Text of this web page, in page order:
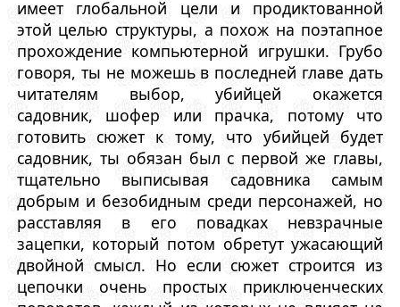
имеет глобальной цели и продиктованной
этой целью структуры, а похож на поэтапное
прохождение компьютерной игрушки. Грубо
говоря, ты не можешь в последней главе дать
читателям выбор, убийцей окажется
садовник, шофер или прачка, потому что
готовить сюжет к тому, что убийцей будет
садовник, ты обязан был с первой же главы,
тщательно выписывая садовника самым
добрым и безобидным среди персонажей, но
расставляя в его повадках невзрачные
зацепки, который потом обретут ужасающий
двойной смысл. Но если сюжет строится из
цепочки очень простых приключенческих